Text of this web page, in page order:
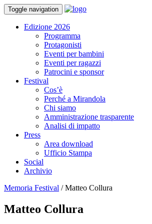
Toggle navigation
Edizione 2026
Programma
Protagonisti
Eventi per bambini
Eventi per ragazzi
Patrocini e sponsor
Festival
Cos’è
Perché a Mirandola
Chi siamo
Amministrazione trasparente
Analisi di impatto
Press
Area download
Ufficio Stampa
Social
Archivio
Memoria Festival /Matteo Collura
Matteo Collura